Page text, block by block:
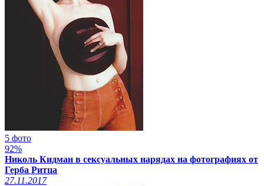
5 фото
92%
Николь Кидман в сексуальных нарядах на фотографиях от
Герба Ритца
27.11.2017